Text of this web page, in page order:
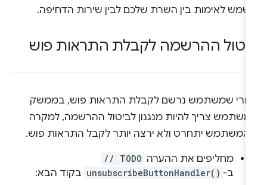
לאימות בין השרת שלכם לבין שירות הדחיפה.
ההרשמה לקבלת התראות פוש
שמשתמש נרשם לקבלת התראות פוש, בממשק
צריך להיות מנגנון לביטול ההרשמה, למקרה
יתחרט ולא ירצה יותר לקבל התראות פוש.
מחליפים את ההערה // TODO
unsubscribeButtonHandler() בקוד הבא: